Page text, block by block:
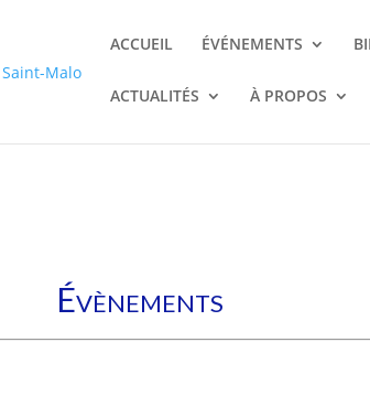
ACCUEIL
ÉVÉNEMENTS
ACTUALITÉS À PROPOS
Évènements